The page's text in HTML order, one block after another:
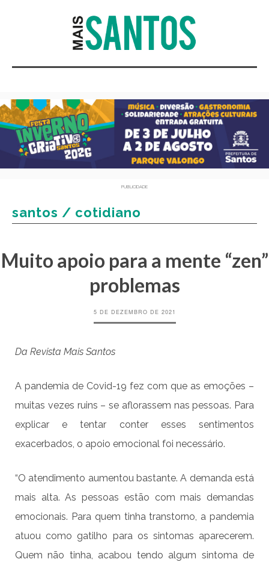
PUBLICIDADE
santos / cotidiano
Muito apoio para a mente “zen”
problemas
5 DE DEZEMBRO DE 2021
Da Revista Mais Santos
A pandemia de Covid-19 fez com que as emoções –
muitas vezes ruins – se aflorassem nas pessoas. Para
explicar e tentar conter esses sentimentos
exacerbados, o apoio emocional foi necessário.
“O atendimento aumentou bastante. A demanda está
mais alta. As pessoas estão com mais demandas
emocionais. Para quem tinha transtorno, a pandemia
atuou como gatilho para os sintomas aparecerem.
Quem não tinha, acabou tendo algum sintoma de